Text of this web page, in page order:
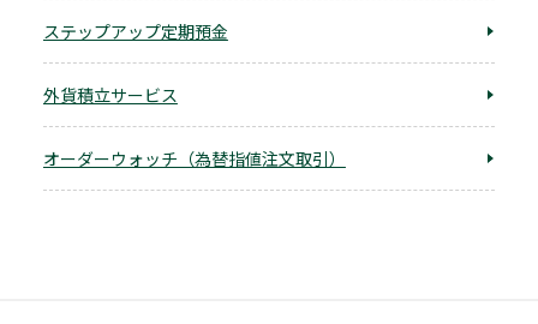
ステップアップ定期預金
外貨積立サービス
オーダーウォッチ（為替指値注文取引）